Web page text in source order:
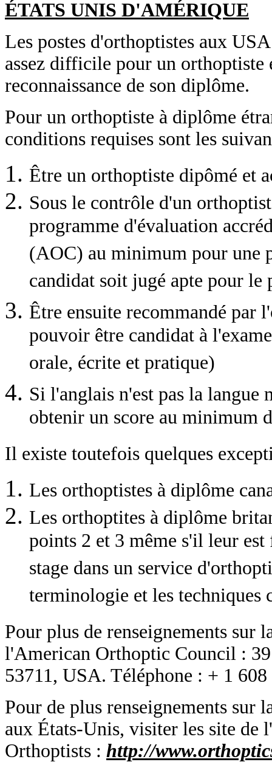
ÉTATS UNIS D'AMÉRIQUE
Les postes d'orthoptistes aux
assez difficile pour un
reconnaissance de son diplôme.
Pour un orthoptiste à diplôme
conditions requises sont les
Être un orthoptiste dipômé et
Sous le contrôle d'un
programme d'évaluation
(AOC) au minimum pour une
candidat soit jugé apte pour
Être ensuite recommandé par
pouvoir être candidat à
orale, écrite et pratique)
Si l'anglais n'est pas la
obtenir un score au minimum
Il existe toutefois quelques
Les orthoptistes à diplôme
Les orthoptites à diplôme
points 2 et 3 même s'il leur
stage dans un service
terminologie et les techniques
Pour plus de renseignements sur
l'American Orthoptic Council :
53711, USA. Téléphone : + 1
Pour de plus renseignements
aux États-Unis, visiter les site
Orthoptists : http://